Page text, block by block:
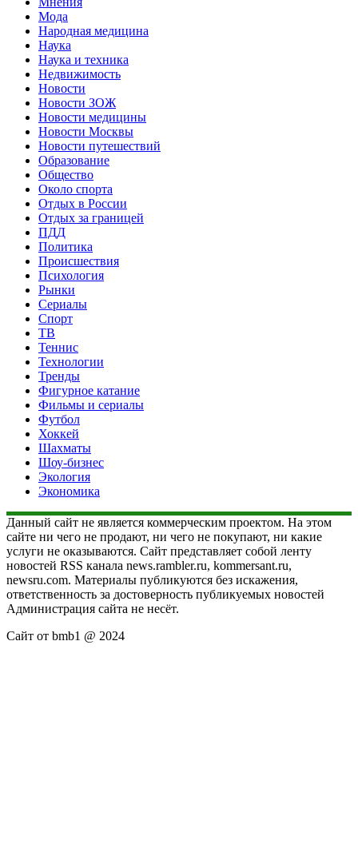
Мода
Народная медицина
Наука
Наука и техника
Недвижимость
Новости
Новости ЗОЖ
Новости медицины
Новости Москвы
Новости путешествий
Образование
Общество
Около спорта
Отдых в России
Отдых за границей
ПДД
Политика
Происшествия
Психология
Рынки
Сериалы
Спорт
ТВ
Теннис
Технологии
Тренды
Фигурное катание
Фильмы и сериалы
Футбол
Хоккей
Шахматы
Шоу-бизнес
Экология
Экономика
Данный сайт не является коммерческим проектом. На этом
сайте ни чего не продают, ни чего не покупают, ни какие
услуги не оказываются. Сайт представляет собой ленту
новостей RSS канала news.rambler.ru, kommersant.ru,
newsru.com. Материалы публикуются без искажения,
ответственность за достоверность публикуемых новостей
Администрация сайта не несёт.
Сайт от bmb1 @ 2024